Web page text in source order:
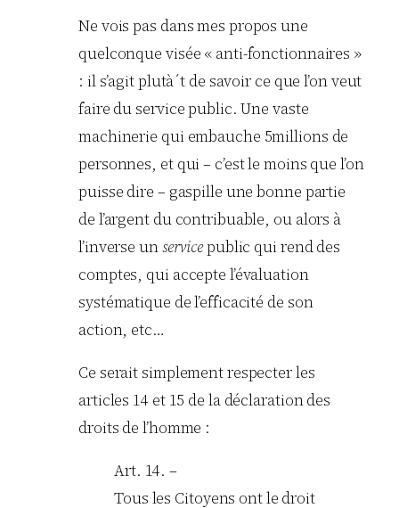
Ne vois pas dans mes propos une
quelconque visée « anti-fonctionnaires »
: il s’agit plutà´t de savoir ce que l’on veut
faire du service public. Une vaste
machinerie qui embauche 5millions de
personnes, et qui – c’est le moins que l’on
puisse dire – gaspille une bonne partie
de l’argent du contribuable, ou alors à
l’inverse unservicepublic qui rend des
comptes, qui accepte l’évaluation
systématique de l’efficacité de son
action, etc…
Ce serait simplement respecter les
articles 14 et 15 de la déclaration des
droits de l’homme :
Art. 14. –
Tous les Citoyens ont le droit